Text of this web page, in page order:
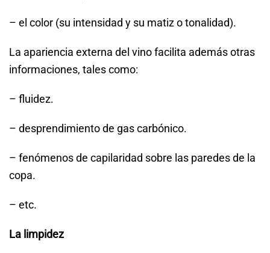
– el color (su intensidad y su matiz o tonalidad).
La apariencia externa del vino facilita además otras
informaciones, tales como:
– fluidez.
– desprendimiento de gas carbónico.
– fenómenos de capilaridad sobre las paredes de la
copa.
– etc.
La limpidez